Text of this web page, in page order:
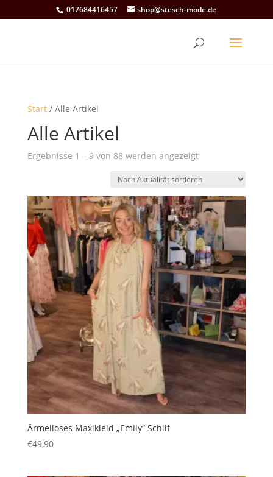
017684416457 shop@stesch-mode.de
Start/ Alle Artikel
Alle Artikel
Ergebnisse 1 – 9 von 88 werden angezeigtNach
sortiert
Ärmelloses Maxikleid „Emily“ Schilf
€49,90